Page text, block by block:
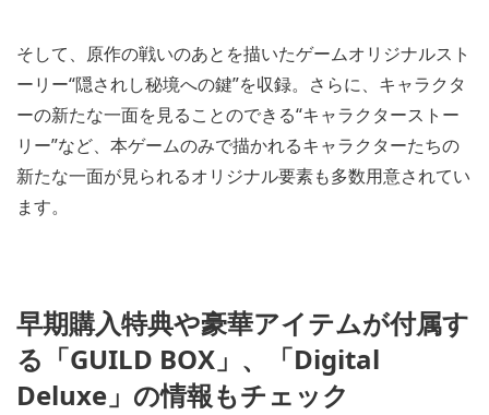
そして、原作の戦いのあとを描いたゲームオリジナルスト
ーリー“隠されし秘境への鍵”を収録。さらに、キャラクタ
ーの新たな一面を見ることのできる“キャラクターストー
リー”など、本ゲームのみで描かれるキャラクターたちの
新たな一面が見られるオリジナル要素も多数用意されてい
ます。
早期購入特典や豪華アイテムが付属す
る「GUILD BOX」、「Digital
Deluxe」の情報もチェック